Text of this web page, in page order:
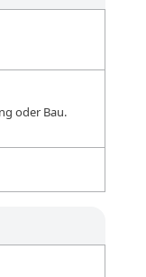
oder Bau.